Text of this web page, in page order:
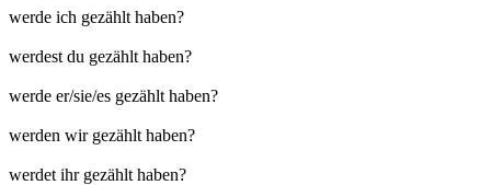
werde ich gezählt haben?
werdest du gezählt haben?
werde er/sie/es gezählt haben?
werden wir gezählt haben?
werdet ihr gezählt haben?